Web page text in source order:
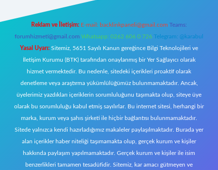
Reklam ve İletişim: E-mail: backlinkpaneli@gmail.com Teams:
forumhizmeti@gmail.com Whatsapp: 0262 606 0 726 Telegram: @karabul
Yasal Uyarı: Sitemiz, 5651 Sayılı Kanun gereğince Bilgi Teknolojileri ve
İletişim Kurumu (BTK) tarafından onaylanmış bir Yer Sağlayıcı olarak
hizmet vermektedir. Bu nedenle, sitedeki içerikleri proaktif olarak
denetleme veya araştırma yükümlülüğümüz bulunmamaktadır. Ancak,
üyelerimiz yazdıkları içeriklerin sorumluluğunu taşımakta olup, siteye üye
olarak bu sorumluluğu kabul etmiş sayılırlar. Bu internet sitesi, herhangi bir
marka, kurum veya şahıs şirketi ile hiçbir bağlantısı bulunmamaktadır.
Sitede yalnızca kendi hazırladığımız makaleler paylaşılmaktadır. Burada yer
alan içerikler haber niteliği taşımamakta olup, gerçek kurum ve kişiler
hakkında paylaşım yapılmamaktadır. Gerçek kurum ve kişiler ile isim
benzerlikleri tamamen tesadüfidir. Sitemiz, kar amacı gütmeyen ve